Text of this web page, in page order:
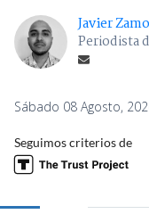
Javier
Periodista
Sábado 08 Agosto,
Seguimos criterios de